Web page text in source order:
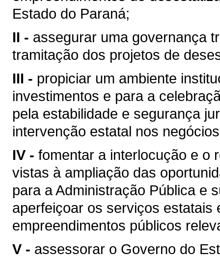
Estado do Paraná;
II - assegurar uma governança
tramitação dos projetos de
III - propiciar um ambiente
investimentos e para a
pela estabilidade e segurança
intervenção estatal nos
IV - fomentar a interlocução e o
vistas à ampliação das
para a Administração Pública e
aperfeiçoar os serviços estatais
empreendimentos públicos
V - assessorar o Governo do